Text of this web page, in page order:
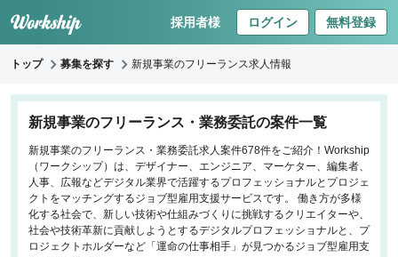
採用者様 ログイン 無料登録
トップ 募集を探す 新規事業のフリーランス求人情報
新規事業のフリーランス・業務委託の案件一覧
新規事業のフリーランス・業務委託求人案件678件をご紹介！Workship
（ワークシップ）は、デザイナー、エンジニア、マーケター、編集者、
人事、広報などデジタル業界で活躍するプロフェッショナルとプロジェ
クトをマッチングするジョブ型雇用支援サービスです。 働き方が多様
化する社会で、新しい技術や仕組みづくりに挑戦するクリエイターや、
社会や技術革新に貢献しようとするデジタルプロフェッショナルと、プ
ロジェクトホルダーなど「運命の仕事相手」が見つかるジョブ型雇用支
キーワードで探す
職種
フロントエンドエンジニア
バックエンドエンジニア
インフラエンジニア